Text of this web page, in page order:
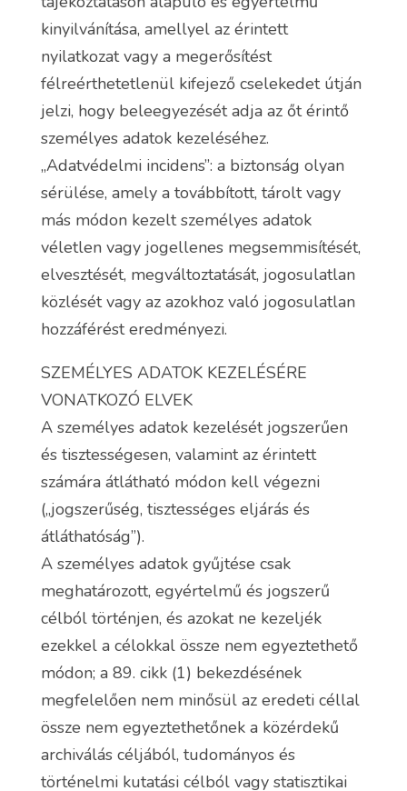
kinyilvánítása, amellyel az érintett
nyilatkozat vagy a megerősítést
félreérthetetlenül kifejező cselekedet útján
jelzi, hogy beleegyezését adja az őt érintő
személyes adatok kezeléséhez.
„Adatvédelmi incidens”: a biztonság olyan
sérülése, amely a továbbított, tárolt vagy
más módon kezelt személyes adatok
véletlen vagy jogellenes megsemmisítését,
elvesztését, megváltoztatását, jogosulatlan
közlését vagy az azokhoz való jogosulatlan
hozzáférést eredményezi.
SZEMÉLYES ADATOK KEZELÉSÉRE
VONATKOZÓ ELVEK
A személyes adatok kezelését jogszerűen
és tisztességesen, valamint az érintett
számára átlátható módon kell végezni
(„jogszerűség, tisztességes eljárás és
átláthatóság”).
A személyes adatok gyűjtése csak
meghatározott, egyértelmű és jogszerű
célból történjen, és azokat ne kezeljék
ezekkel a célokkal össze nem egyeztethető
módon; a 89. cikk (1) bekezdésének
megfelelően nem minősül az eredeti céllal
össze nem egyeztethetőnek a közérdekű
archiválás céljából, tudományos és
történelmi kutatási célból vagy statisztikai